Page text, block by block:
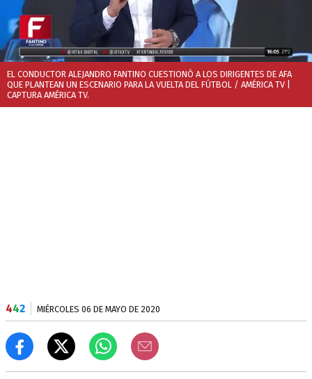
EL CONDUCTOR ALEJANDRO FANTINO CUESTIONÓ A LOS DIRIGENTES DE AFA
QUE PLANTEAN UN ESCENARIO PARA LA VUELTA DEL FÚTBOL / AMÉRICA TV
CAPTURA AMÉRICA TV.
442 MIÉRCOLES 06 DE MAYO DE 2020